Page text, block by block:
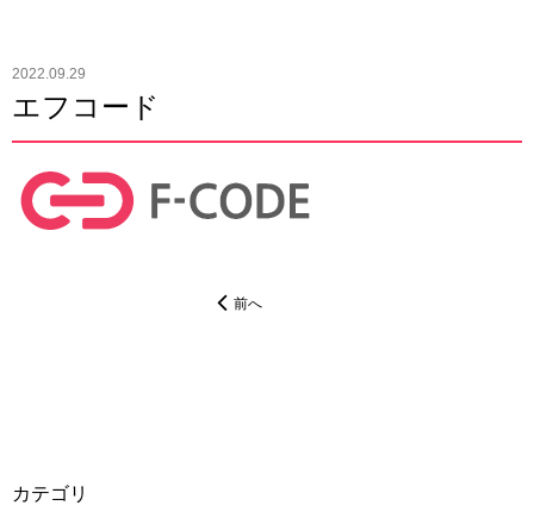
2022.09.29
エフコード
前へ
カテゴリ